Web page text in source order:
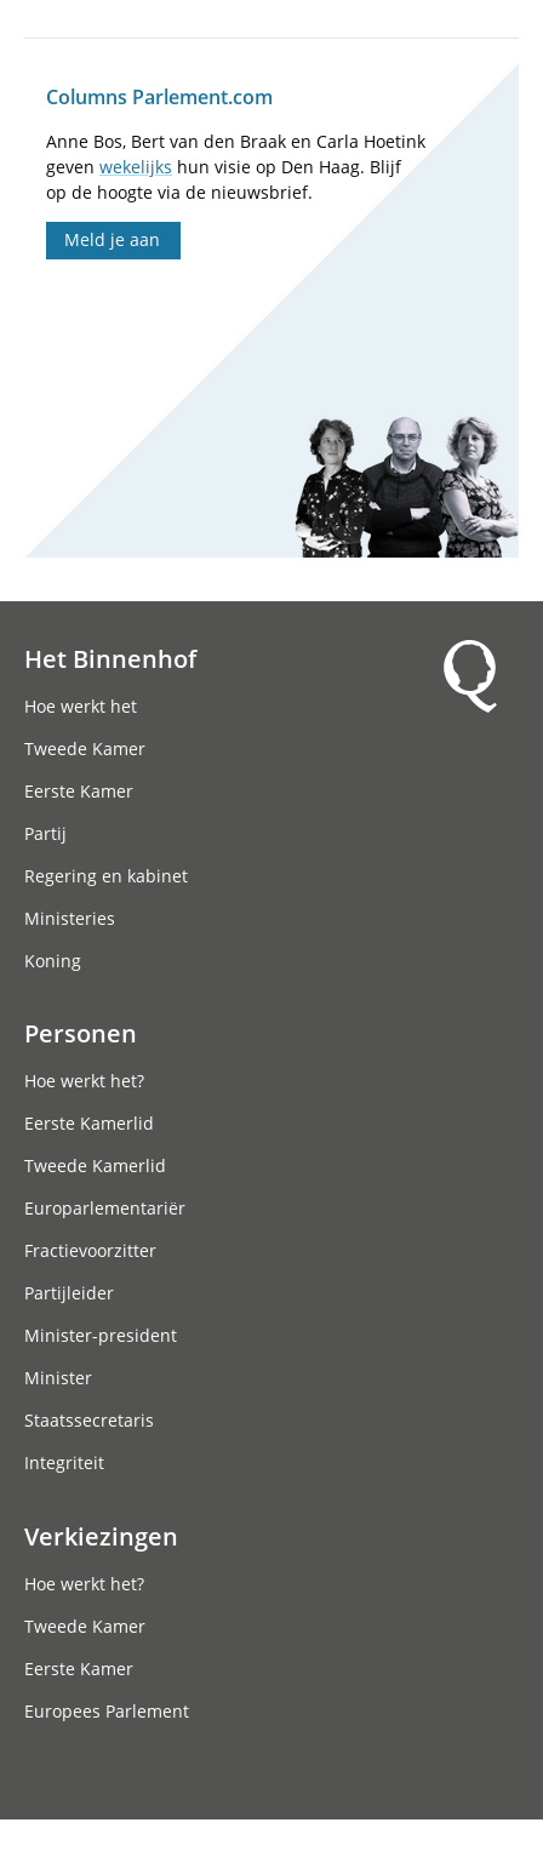
Columns Parlement.com
Anne Bos, Bert van den Braak en Carla Hoetink
geven wekelijks hun visie op Den Haag. Blijf
op de hoogte via de nieuwsbrief.
Meld je aan
Het Binnenhof
Hoe werkt het
Tweede Kamer
Eerste Kamer
Partij
Regering en kabinet
Ministeries
Koning
Personen
Hoe werkt het?
Eerste Kamerlid
Tweede Kamerlid
Europarlementariër
Fractievoorzitter
Partijleider
Minister-president
Minister
Staatssecretaris
Integriteit
Verkiezingen
Hoe werkt het?
Tweede Kamer
Eerste Kamer
Europees Parlement